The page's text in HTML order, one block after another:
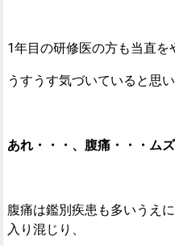
1年目の研修医の方も当直を
うすうす気づいていると思
あれ・・・、腹痛・・・ム
腹痛は鑑別疾患も多いうえ
入り混じり、